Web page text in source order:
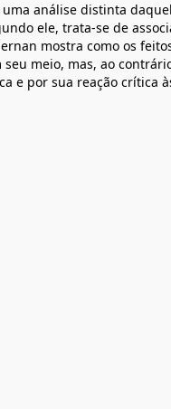
análise distinta
ele, trata-se de
mostra como os
meio, mas, ao
e por sua reação crítica